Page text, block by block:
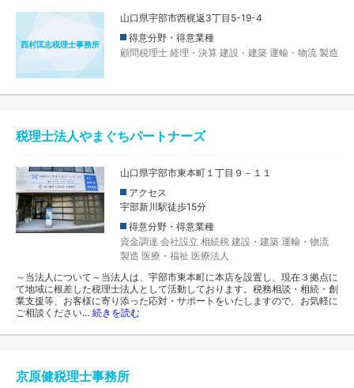
西村匡志税理士事務所
山口県宇部市西梶返3丁目5-19-4
得意分野・得意業種
顧問税理士 経理・決算 建設・建築 運輸・物流 製造
税理士法人やまぐちパートナーズ
山口県宇部市東本町１丁目９－１１
アクセス
宇部新川駅徒歩15分
得意分野・得意業種
資金調達 会社設立 相続税 建設・建築 運輸・物流
製造 医療・福祉 医療法人
～当法人について～当法人は、宇部市東本町に本店を設置し、現在３拠点に
て地域に根差した税理士法人として活動しております。税務相談・相続・創
業支援等、お客様に寄り添った応対・サポートをいたしますので、お気軽に
ご相談ください… 続きを読む
京原健税理士事務所